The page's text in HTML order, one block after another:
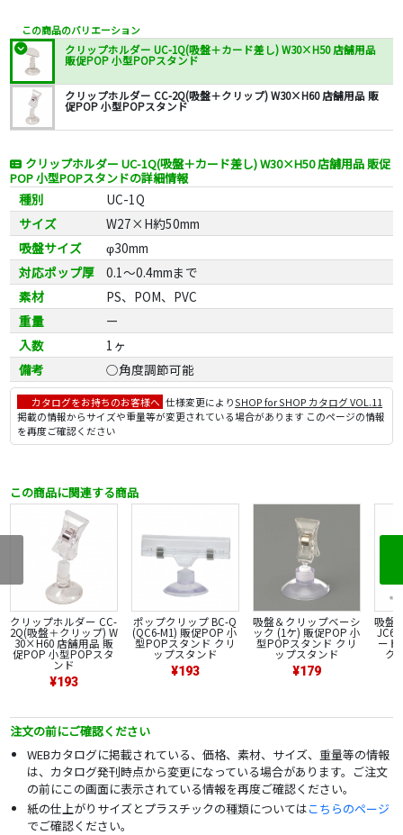
この商品のバリエーション
クリップホルダー UC-1Q(吸盤＋カード差し) W30×H50 店舗用品
販促POP 小型POPスタンド
クリップホルダー CC-2Q(吸盤＋クリップ) W30×H60 店舗用品 販
促POP 小型POPスタンド
クリップホルダー UC-1Q(吸盤＋カード差し) W30×H50 店舗用品 販促
POP 小型POPスタンドの詳細情報
種別
UC-1Q
サイズ
W27×H約50mm
吸盤サイズ
φ30mm
対応ポップ厚
0.1～0.4mmまで
素材
PS、POM、PVC
重量
ー
入数
1ヶ
備考
○角度調節可能
カタログをお持ちのお客様へ 仕様変更によりSHOP for SHOP カタログ VOL.11
掲載の情報からサイズや重量等が変更されている場合があります このページの情報
を再度ご確認ください
この商品に関連する商品
クリップホルダー CC-
2Q(吸盤＋クリップ) W
30×H60 店舗用品 販
促POP 小型POPスタ
ンド
¥193
ポップクリップ BC-Q
(QC6-M1) 販促POP 小
型POPスタンド クリ
ップスタンド
¥193
吸盤＆クリップベーシ
ック (1ケ) 販促POP 小
型POPスタンド クリ
ップスタンド
¥179
吸盤
JC6-
ード
ク
注文の前にご確認ください
WEBカタログに掲載されている、価格、素材、サイズ、重量等の情報
は、カタログ発刊時点から変更になっている場合があります。ご注文
の前にこの画面に表示されている情報を再度ご確認ください。
紙の仕上がりサイズとプラスチックの種類についてはこちらのページ
でご確認ください。